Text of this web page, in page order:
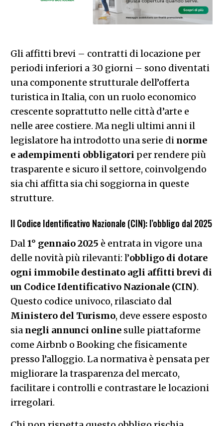
Gli affitti brevi – contratti di locazione per
periodi inferiori a 30 giorni – sono diventati
una componente strutturale dell’offerta
turistica in Italia, con un ruolo economico
crescente soprattutto nelle città d’arte e
nelle aree costiere. Ma negli ultimi anni il
legislatore ha introdotto una serie di norme
e adempimenti obbligatori per rendere più
trasparente e sicuro il settore, coinvolgendo
sia chi affitta sia chi soggiorna in queste
strutture.
Il Codice Identificativo Nazionale (CIN): l’obbligo dal 2025
Dal1° gennaio 2025 è entrata in vigore una
delle novità più rilevanti: l’obbligo di dotare
ogni immobile destinato agli affitti brevi di
un Codice Identificativo Nazionale (CIN).
Questo codice univoco, rilasciato dal
Ministero del Turismo, deve essere esposto
sia negli annunci onlinesulle piattaforme
come Airbnb o Booking che fisicamente
presso l’alloggio. La normativa è pensata per
migliorare la trasparenza del mercato,
facilitare i controlli e contrastare le locazioni
irregolari.